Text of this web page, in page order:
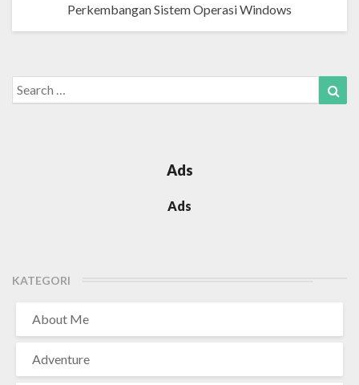
Perkembangan Sistem Operasi Windows
Search
for:
Ads
Ads
KATEGORI
About Me
Adventure